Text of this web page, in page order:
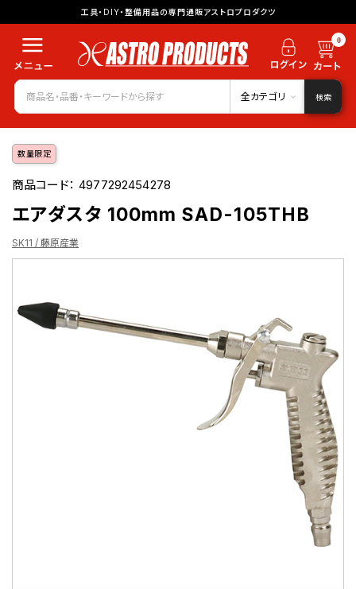
工具・DIY・整備用品の専門通販アストロプロダクツ
0
全カテゴリ 検索
数量限定
商品コード：4977292454278
エアダスタ 100mm SAD-105THB
SK11 / 藤原産業